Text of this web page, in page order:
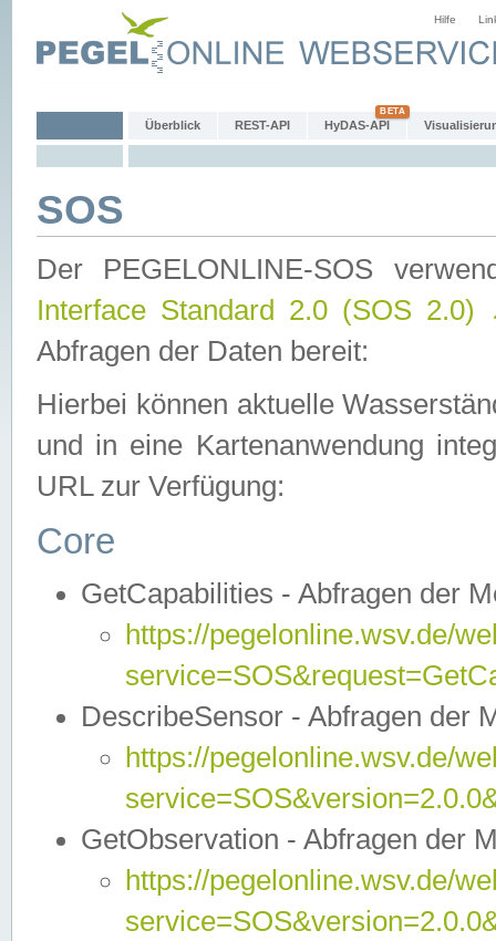
Hilfe
Überblick REST-API HyDAS-API
SOS
Der PEGELONLINE-SOS
Interface Standard 2.0 (SOS 2.0)
Abfragen der Daten bereit:
Hierbei können aktuelle
und in eine Kartenanwendung
URL zur Verfügung:
Core
GetCapabilities - Abfragen der
https://pegelonline.wsv.de/
DescribeSensor - Abfragen der
https://pegelonline.wsv.de/
GetObservation - Abfragen der
https://pegelonline.wsv.de/